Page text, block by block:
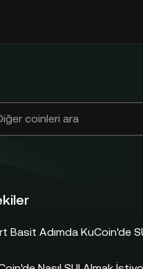
Basit Adımda KuCoin'de